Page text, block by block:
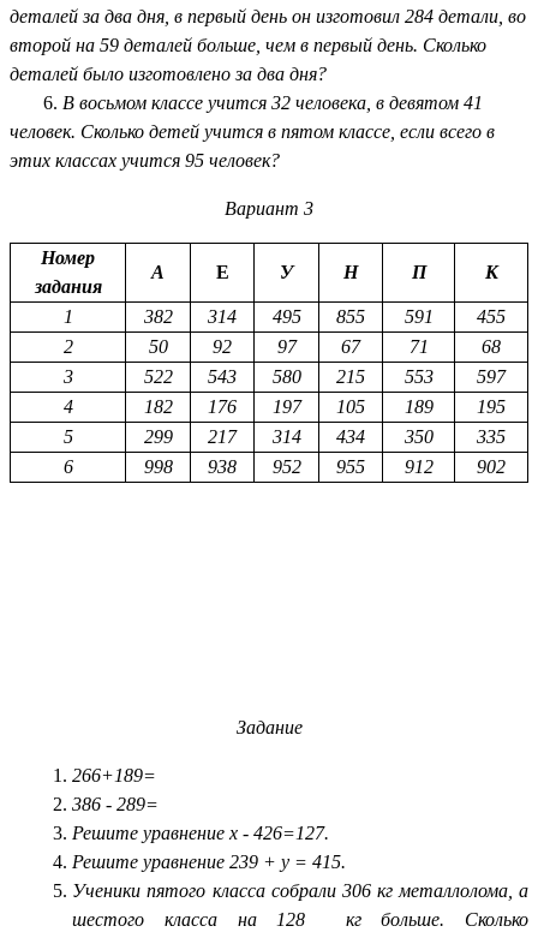
деталей за два дня, в первый день он изготовил 284 детали, во
второй на 59 деталей больше, чем в первый день. Сколько
деталей было изготовлено за два дня?
В восьмом классе учится 32 человека, в девятом 41
человек. Сколько детей учится в пятом классе, если всего в
этих классах учится 95 человек?
Вариант 3
Номер
задания
А Е У Н П К
1 382 314 495 855 591
455
2
50 92 97 67 71
68
3
522 543 580 215 553
597
4
182 176 197 105 189
195
5
299 217 314 434 350
335
6
998 938 952 955 912 902
Задание
266+189=
386 - 289=
Решите уравнение х - 426=127.
Решите уравнение 239 + у = 415.
Ученики пятого класса собрали 306 кг металлолома, а
шестого класса на 128 кг больше. Сколько